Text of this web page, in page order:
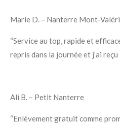
Marie D. – Nanterre Mont-
“Service au top, rapide et
repris dans la journée et j’ai reçu
Ali B. – Petit Nanterre
“Enlèvement gratuit comme